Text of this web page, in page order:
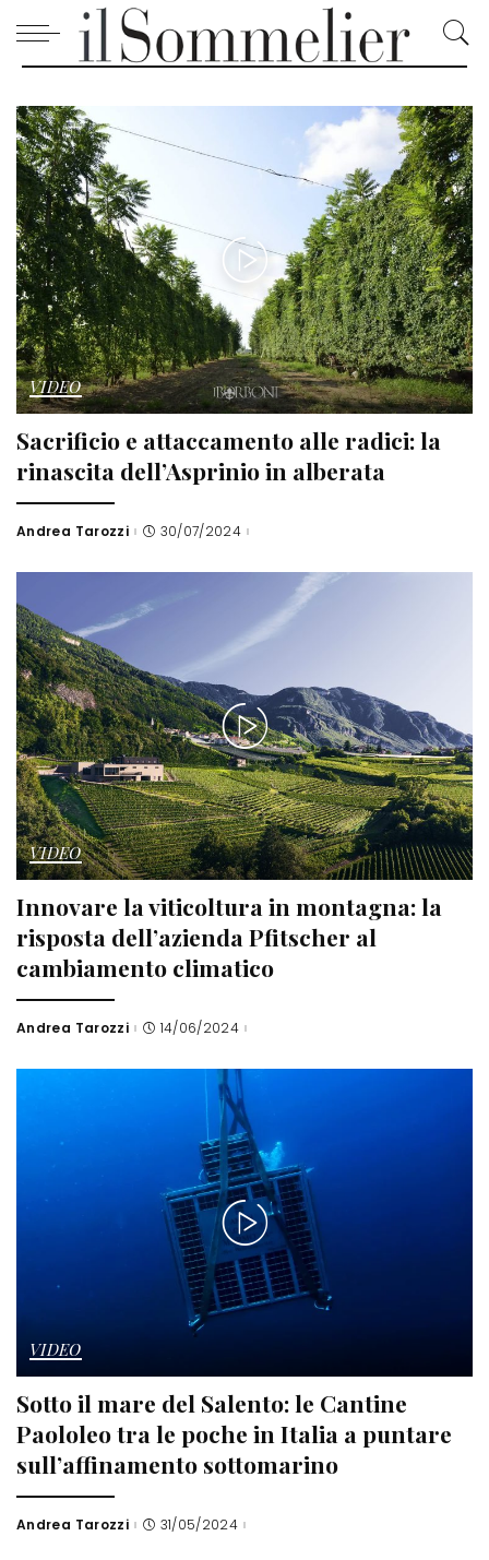
VIDEO
Sacrificio e attaccamento alle radici: la
rinascita dell’Asprinio in alberata
Posted
Andrea Tarozzi 30/07/2024
VIDEO
Innovare la viticoltura in montagna: la
risposta dell’azienda Pfitscher al
cambiamento climatico
Posted
Andrea Tarozzi 14/06/2024
VIDEO
Sotto il mare del Salento: le Cantine
Paololeo tra le poche in Italia a puntare
sull’affinamento sottomarino
Posted
Andrea Tarozzi 31/05/2024